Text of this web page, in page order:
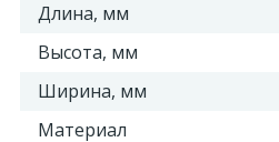
Длина, мм
Высота, мм
Ширина, мм
Материал